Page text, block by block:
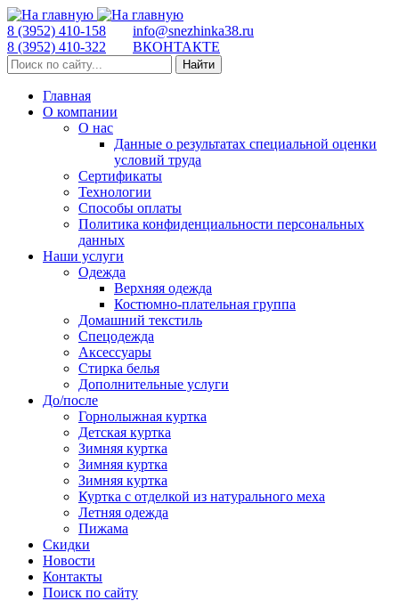
8 (3952) 410-158
8 (3952) 410-322
info@snezhinka38.ru
ВКОНТАКТЕ
Найти
Главная
О компании
О нас
Данные о результатах специальной оценки
условий труда
Сертификаты
Технологии
Способы оплаты
Политика конфиденциальности персональных
данных
Наши услуги
Одежда
Верхняя одежда
Костюмно-плательная группа
Домашний текстиль
Спецодежда
Аксессуары
Стирка белья
Дополнительные услуги
До/после
Горнолыжная куртка
Детская куртка
Зимняя куртка
Зимняя куртка
Зимняя куртка
Куртка с отделкой из натурального меха
Летняя одежда
Пижама
Скидки
Новости
Контакты
Поиск по сайту